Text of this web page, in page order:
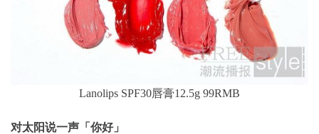
Lanolips SPF30唇膏12.5g 99RMB
对太阳说一声「你好」